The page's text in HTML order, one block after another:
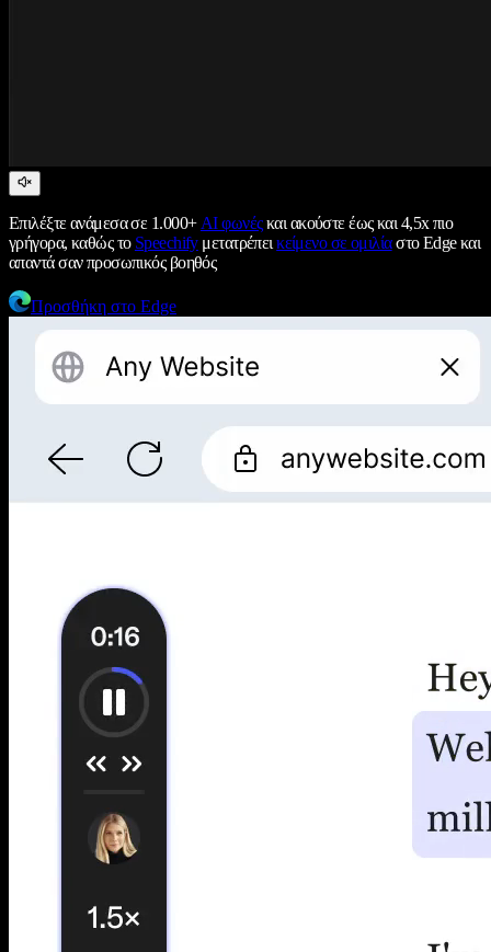
Επιλέξτε ανάμεσα σε 1.000+ AI φωνέςκαι ακούστε έως και 4,5x πιο
γρήγορα, καθώς το Speechifyμετατρέπεικείμενο σε ομιλίαστο Edge και
απαντά σαν προσωπικός βοηθός
Προσθήκη στο Edge